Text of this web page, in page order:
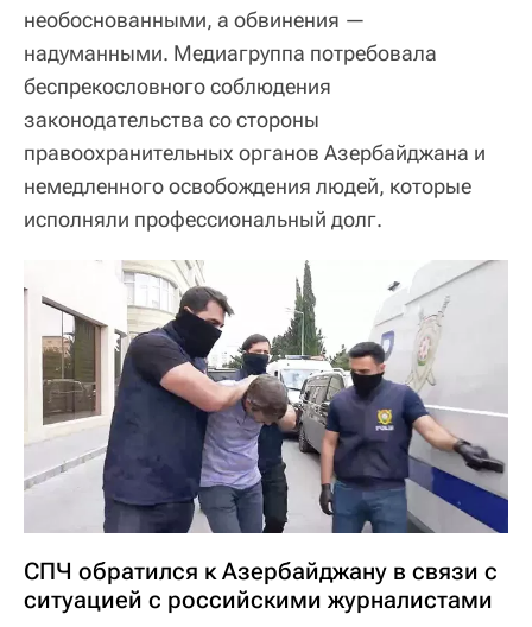
необоснованными, а обвинения —
надуманными. Медиагруппа потребовала
беспрекословного соблюдения
законодательства со стороны
правоохранительных органов Азербайджана и
немедленного освобождения людей, которые
исполняли профессиональный долг.
СПЧ обратился к Азербайджану в связи с
ситуацией с российскими журналистами